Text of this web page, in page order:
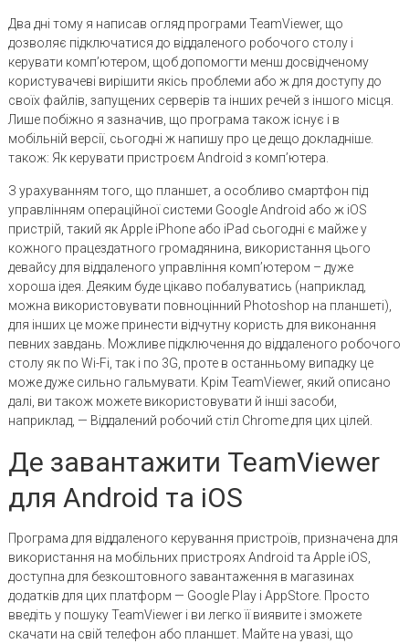
Два дні тому я написав огляд програми TeamViewer, що
дозволяє підключатися до віддаленого робочого столу і
керувати комп’ютером, щоб допомогти менш досвідченому
користувачеві вирішити якісь проблеми або ж для доступу до
своїх файлів, запущених серверів та інших речей з іншого місця.
Лише побіжно я зазначив, що програма також існує і в
мобільній версії, сьогодні ж напишу про це дещо докладніше.
також: Як керувати пристроєм Android з комп’ютера.
З урахуванням того, що планшет, а особливо смартфон під
управлінням операційної системи Google Android або ж iOS
пристрій, такий як Apple iPhone або iPad сьогодні є майже у
кожного працездатного громадянина, використання цього
девайсу для віддаленого управління комп’ютером – дуже
хороша ідея. Деяким буде цікаво побалуватись (наприклад,
можна використовувати повноцінний Photoshop на планшеті),
для інших це може принести відчутну користь для виконання
певних завдань. Можливе підключення до віддаленого робочого
столу як по Wi-Fi, так і по 3G, проте в останньому випадку це
може дуже сильно гальмувати. Крім TeamViewer, який описано
далі, ви також можете використовувати й інші засоби,
наприклад, — Віддалений робочий стіл Chrome для цих цілей.
Де завантажити TeamViewer
для Android та iOS
Програма для віддаленого керування пристроїв, призначена для
використання на мобільних пристроях Android та Apple iOS,
доступна для безкоштовного завантаження в магазинах
додатків для цих платформ — Google Play і AppStore. Просто
введіть у пошуку TeamViewer і ви легко її виявите і зможете
скачати на свій телефон або планшет. Майте на увазі, що